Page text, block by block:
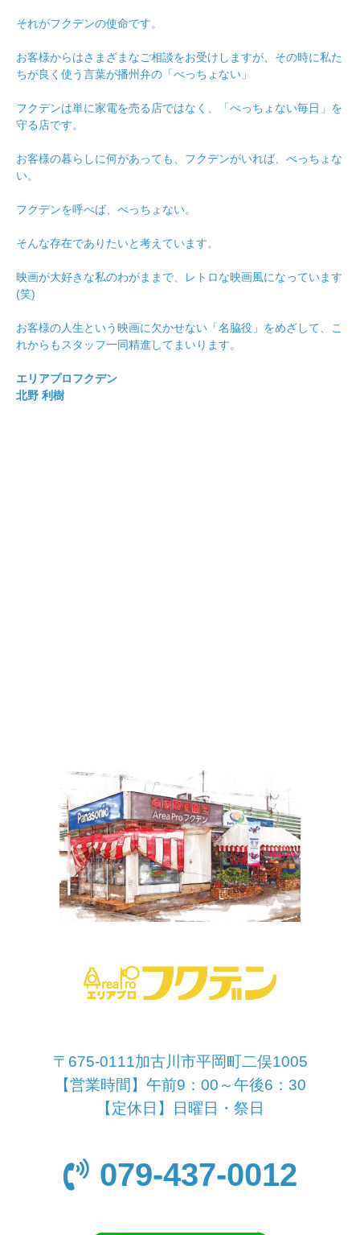
それがフクデンの使命です。
お客様からはさまざまなご相談をお受けしますが、その時に私た
ちが良く使う言葉が播州弁の「べっちょない」
フクデンは単に家電を売る店ではなく、「べっちょない毎日」を
守る店です。
お客様の暮らしに何があっても、フクデンがいれば、べっちょな
い。
フクデンを呼べば、べっちょない。
そんな存在でありたいと考えています。
映画が大好きな私のわがままで、レトロな映画風になっています
(笑)
お客様の人生という映画に欠かせない「名脇役」をめざして、こ
れからもスタッフ一同精進してまいります。
エリアプロフクデン
北野 利樹
〒675-0111加古川市平岡町二俣1005
【営業時間】午前9：00～午後6：30
【定休日】日曜日・祭日
079-437-0012